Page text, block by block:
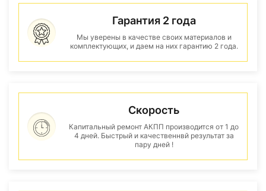
Гарантия 2 года
Мы уверены в качестве своих материалов и
комплектующих, и даем на них гарантию 2 года.
Скорость
Капитальный ремонт АКПП производится от 1 до
4 дней. Быстрый и качественнвй результат за
пару дней !